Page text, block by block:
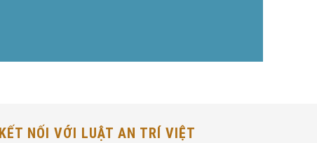
KẾT NỐI VỚI LUẬT AN TRÍ VIỆT